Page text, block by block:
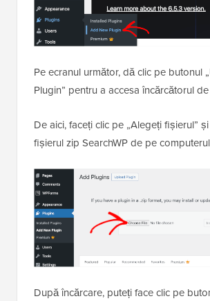
Pe ecranul următor, dă clic pe butonul
Plugin” pentru a accesa încărcătorul
De aici, faceți clic pe „Alegeți fișierul”
fișierul zip SearchWP de pe
După încărcare, puteți face clic pe